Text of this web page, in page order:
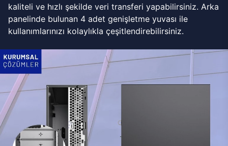
kaliteli ve hızlı şekilde veri transferi yapabilirsiniz. Arka
panelinde bulunan 4 adet genişletme yuvası ile
kullanımlarınızı kolaylıkla çeşitlendirebilirsiniz.